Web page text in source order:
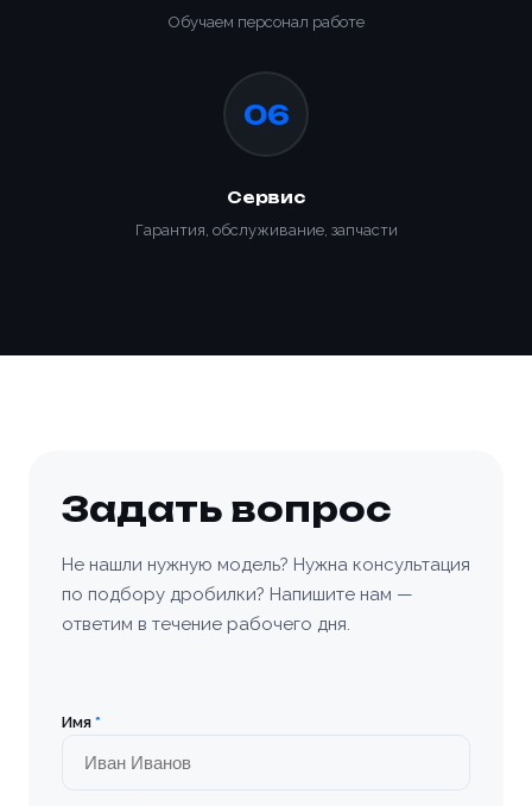
Обучаем персонал работе
06
Сервис
Гарантия, обслуживание, запчасти
Задать вопрос
Не нашли нужную модель? Нужна консультация
по подбору дробилки? Напишите нам —
ответим в течение рабочего дня.
Имя *